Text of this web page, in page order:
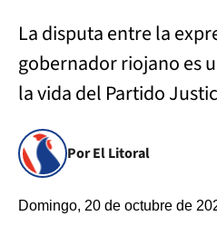
La disputa entre la
gobernador riojano es
la vida del Partido
Por El Litoral
Domingo, 20 de octubre de